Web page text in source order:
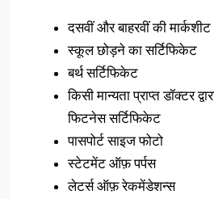
दसवीं और बाहरवीं की मार्कशीट
स्कूल छोड़ने का सर्टिफिकेट
बर्थ सर्टिफिकेट
किसी मान्यता प्राप्त डॉक्टर
फिटनेस सर्टिफिकेट
पासपोर्ट साइज फोटो
स्टेटमेंट ऑफ़ पर्पस
लेटर्स ऑफ़ रेकमेंडेशन्स